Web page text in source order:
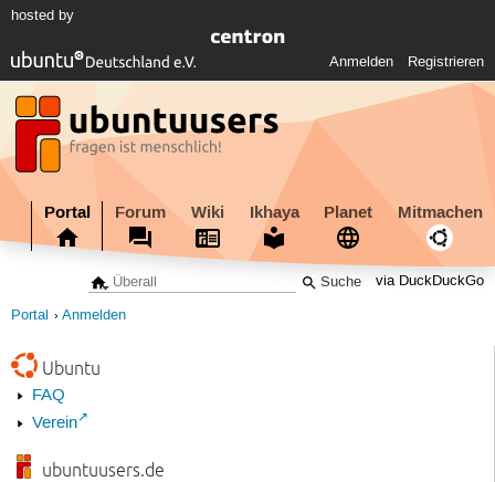
hosted by
Anmelden Registrieren
Portal Forum Wiki Ikhaya Planet Mitmachen
via DuckDuckGo
Portal Anmelden
Ubuntu
FAQ
Verein
ubuntuusers.de